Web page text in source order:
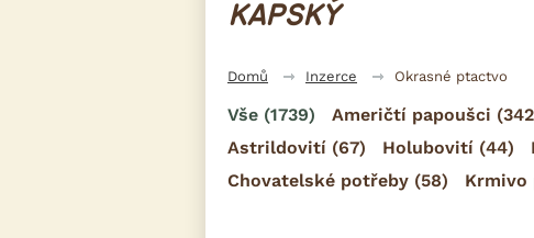
KAPSKÝ
Domů Inzerce Okrasné ptactvo
Vše (1739) Američtí papoušci
Astrildovití (67) Holubovití (44)
Chovatelské potřeby (58) Krmivo